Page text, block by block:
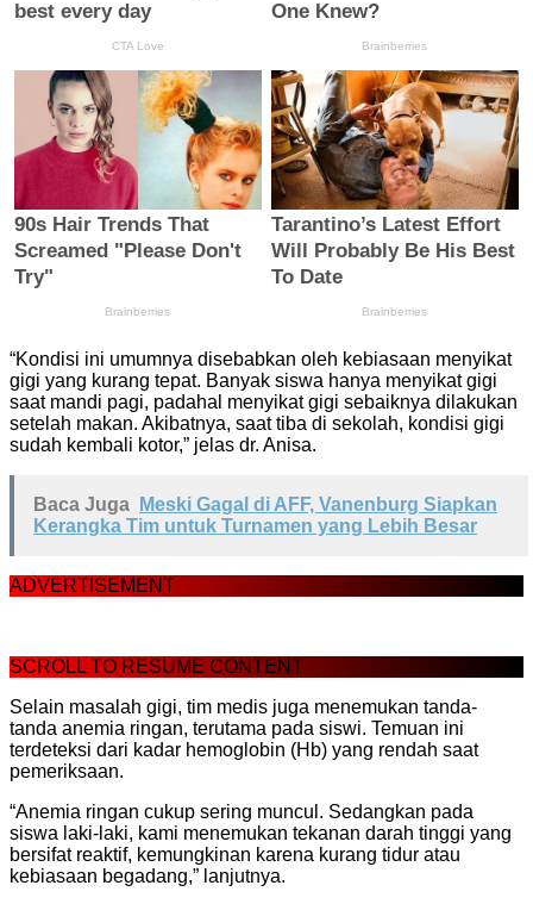
“Kondisi ini umumnya disebabkan oleh kebiasaan menyikat
gigi yang kurang tepat. Banyak siswa hanya menyikat gigi
saat mandi pagi, padahal menyikat gigi sebaiknya dilakukan
setelah makan. Akibatnya, saat tiba di sekolah, kondisi gigi
sudah kembali kotor,” jelas dr. Anisa.
Baca Juga
Meski Gagal di AFF, Vanenburg Siapkan
Kerangka Tim untuk Turnamen yang Lebih Besar
ADVERTISEMENT
SCROLL TO RESUME CONTENT
Selain masalah gigi, tim medis juga menemukan tanda-
tanda anemia ringan, terutama pada siswi. Temuan ini
terdeteksi dari kadar hemoglobin (Hb) yang rendah saat
pemeriksaan.
“Anemia ringan cukup sering muncul. Sedangkan pada
siswa laki-laki, kami menemukan tekanan darah tinggi yang
bersifat reaktif, kemungkinan karena kurang tidur atau
kebiasaan begadang,” lanjutnya.